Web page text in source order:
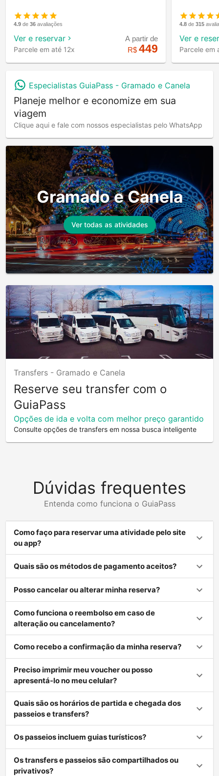
4.9 de 36 avaliações
Ver e reservar
Parcele em até 12x
A partir de
R$449
4.8 de 315
Ver e
Parcele em
Especialistas GuiaPass - Gramado e Canela
Planeje melhor e economize em sua
viagem
Clique aqui e fale com nossos especialistas pelo WhatsApp
Gramado e Canela
Ver todas as atividades
Transfers - Gramado e Canela
Reserve seu transfer com o
GuiaPass
Opções de ida e volta com melhor preço garantido
Consulte opções de transfers em nossa busca inteligente
Dúvidas frequentes
Entenda como funciona o GuiaPass
Como faço para reservar uma atividade pelo site
ou app?
Quais são os métodos de pagamento aceitos?
Posso cancelar ou alterar minha reserva?
Como funciona o reembolso em caso de
alteração ou cancelamento?
Como recebo a confirmação da minha reserva?
Preciso imprimir meu voucher ou posso
apresentá-lo no meu celular?
Quais são os horários de partida e chegada dos
passeios e transfers?
Os passeios incluem guias turísticos?
Os transfers e passeios são compartilhados ou
privativos?